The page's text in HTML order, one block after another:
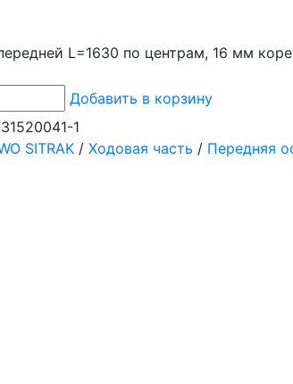
L=1630 по центрам, 16 мм
Добавить в корзину
1
SITRAK / Ходовая часть / Передняя